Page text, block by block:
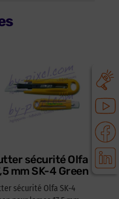
sécurité Olfa
mm SK-4 Green
sécurité Olfa SK-4